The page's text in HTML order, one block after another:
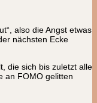
also die Angst etwas
nächsten Ecke
die sich bis zuletzt alle
an FOMO gelitten